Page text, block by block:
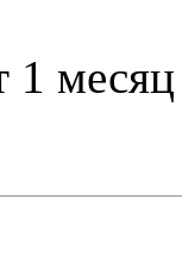
1 месяц